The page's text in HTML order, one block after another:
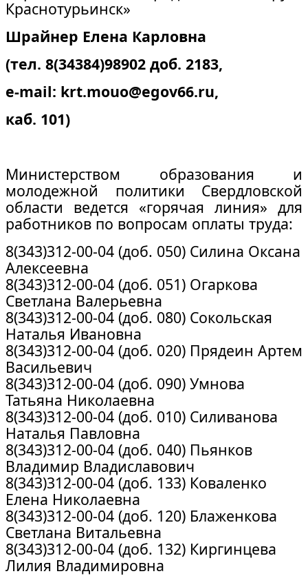
Краснотурьинск»
Шрайнер Елена Карловна
(тел. 8(34384)98902 доб. 2183,
e-mail: krt.mouo@egov66.ru,
каб. 101)
Министерством образования и
молодежной политики Свердловской
области ведется «горячая линия» для
работников по вопросам оплаты труда:
8(343)312-00-04 (доб. 050) Силина Оксана
Алексеевна
8(343)312-00-04 (доб. 051) Огаркова
Светлана Валерьевна
8(343)312-00-04 (доб. 080) Сокольская
Наталья Ивановна
8(343)312-00-04 (доб. 020) Прядеин Артем
Васильевич
8(343)312-00-04 (доб. 090) Умнова
Татьяна Николаевна
8(343)312-00-04 (доб. 010) Силиванова
Наталья Павловна
8(343)312-00-04 (доб. 040) Пьянков
Владимир Владиславович
8(343)312-00-04 (доб. 133) Коваленко
Елена Николаевна
8(343)312-00-04 (доб. 120) Блаженкова
Светлана Витальевна
8(343)312-00-04 (доб. 132) Киргинцева
Лилия Владимировна